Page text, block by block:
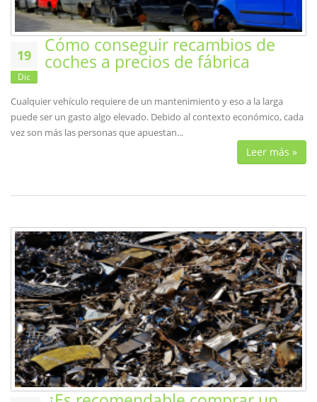
19
Dic
Cómo conseguir recambios de
coches a precios de fábrica
Cualquier vehículo requiere de un mantenimiento y eso a la larga
puede ser un gasto algo elevado. Debido al contexto económico, cada
vez son más las personas que apuestan...
Leer más »